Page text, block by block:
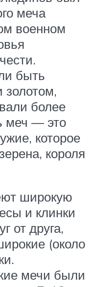
меча
военном
быть
более
меч — это
которое
короля
широкую
и клинки
от друга,
(около
мечи были